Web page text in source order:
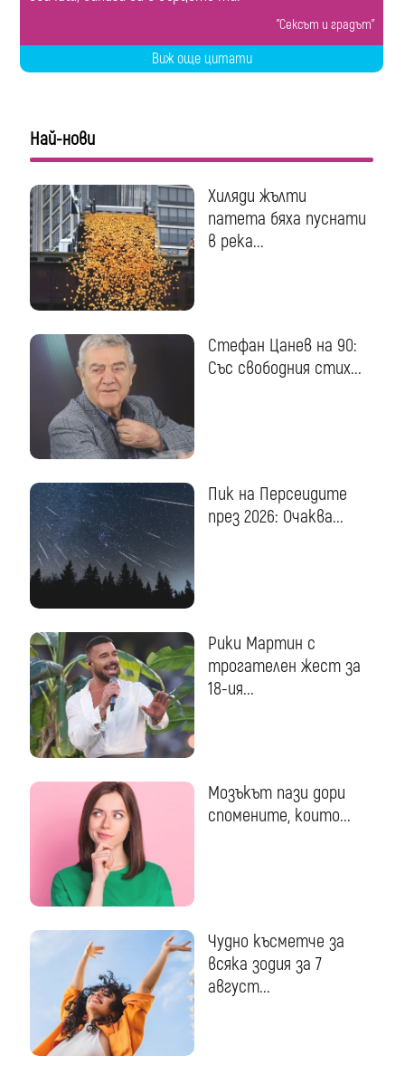
"Сексът и градът"
Виж още цитати
Най-нови
Хиляди жълти
патета бяха пуснати
в река...
Стефан Цанев на 90:
Със свободния стих...
Пик на Персеидите
през 2026: Очаква...
Рики Мартин с
трогателен жест за
18-ия...
Мозъкът пази дори
спомените, които...
Чудно късметче за
всяка зодия за 7
август...